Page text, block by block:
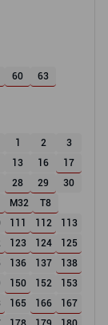
60 63
1 2
3
13 16
17
28 29
30
M32
T8
111 112
113
123 124
125
136 137
138
150 152
153
165 166
167